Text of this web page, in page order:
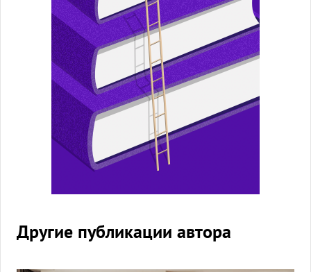
Другие публикации автора